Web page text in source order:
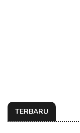
TERBARU